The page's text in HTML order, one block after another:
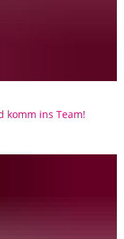
komm ins Team!